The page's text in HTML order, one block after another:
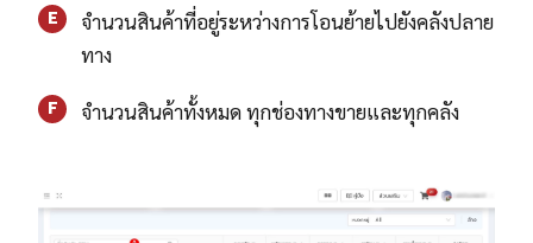
E
จำนวนสินค้าที่อยู่ระหว่างการโอนย้ายไปยังคลังปลาย
ทาง
F จำนวนสินค้าทั้งหมด ทุกช่องทางขายและทุกคลัง